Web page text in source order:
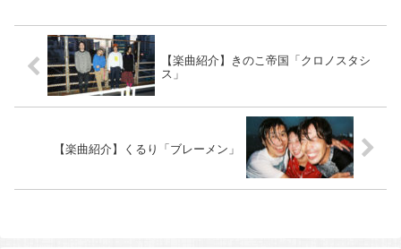
【楽曲紹介】きのこ帝国「クロノスタシ
ス」
【楽曲紹介】くるり「ブレーメン」